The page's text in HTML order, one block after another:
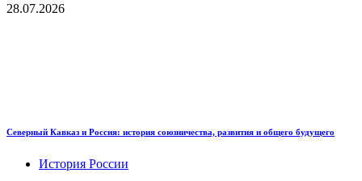
28.07.2026
Северный Кавказ и Россия: история союзничества, развития и общего будущего
История России